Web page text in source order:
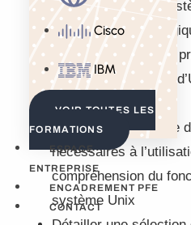
Cisco
IBM
VOIR TOUTES LES
FORMATIONS
ESPACE
ENTREPRISE
ENCADREMENT PFE
CONTACT
réelle maîtrise du
progression
nombreux exercices
principales versions
Solaris et Linux)
Fournir une synthèse
nécessaires à
compréhension du
système Unix